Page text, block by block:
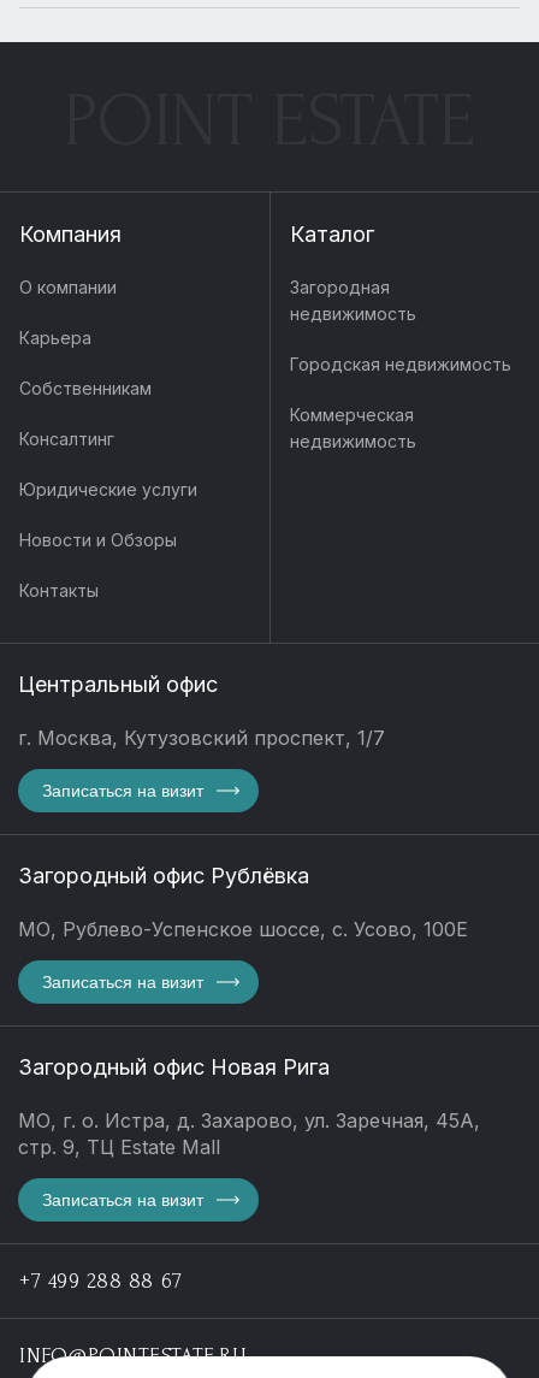
Компания
О компании
Карьера
Собственникам
Консалтинг
Юридические услуги
Новости и Обзоры
Контакты
Каталог
Загородная
недвижимость
Городская недвижимость
Коммерческая
недвижимость
Центральный офис
г. Москва, Кутузовский проспект, 1/7
Записаться на визит
Загородный офис Рублёвка
МО, Рублево-Успенское шоссе, с. Усово, 100Е
Записаться на визит
Загородный офис Новая Рига
МО, г. о. Истра, д. Захарово, ул. Заречная, 45А,
стр. 9, ТЦ Estate Mall
Записаться на визит
+7 499 288 88 67
INFO@POINTESTATE.RU